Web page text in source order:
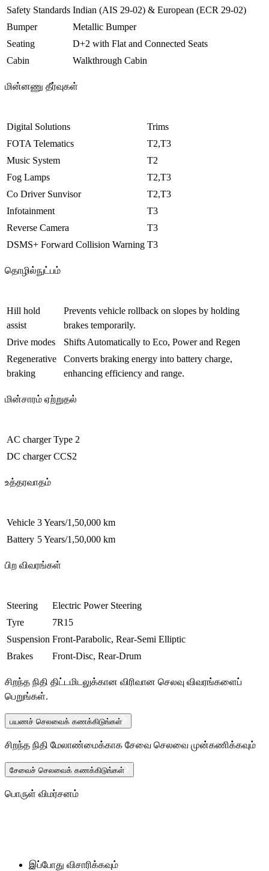
Safety Standards Indian (AIS 29-02) & European (ECR 29-02)
Bumper
Metallic Bumper
Seating
D+2 with Flat and Connected Seats
Cabin
Walkthrough Cabin
மின்னணு தீர்வுகள்
Digital Solutions
Trims
FOTA Telematics
T2,T3
Music System
T2
Fog Lamps
T2,T3
Co Driver Sunvisor
T2,T3
Infotainment
T3
Reverse Camera
T3
DSMS+ Forward Collision Warning T3
தொழில்நுட்பம்
Hill hold
assist
Prevents vehicle rollback on slopes by holding
brakes temporarily.
Drive modes
Shifts Automatically to Eco, Power and Regen
Regenerative
braking
Converts braking energy into battery charge,
enhancing efficiency and range.
மின்சாரம் ஏற்றுதல்
AC charger Type 2
DC charger CCS2
உத்தரவாதம்
Vehicle 3 Years/1,50,000 km
Battery 5 Years/1,50,000 km
பிற விவரங்கள்
Steering
Electric Power Steering
Tyre
7R15
Suspension Front-Parabolic, Rear-Semi Elliptic
Brakes
Front-Disc, Rear-Drum
சிறந்த நிதி திட்டமிடலுக்கான விரிவான செலவு விவரங்களைப்
பெறுங்கள்.
பயணச் செலவைக் கணக்கிடுங்கள்
சிறந்த நிதி மேலாண்மைக்காக சேவை செலவை முன்கணிக்கவும்
சேவைச் செலவைக் கணக்கிடுங்கள்
பொருள் விமர்சனம்
இப்போது விசாரிக்கவும்